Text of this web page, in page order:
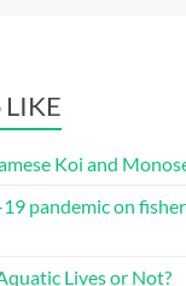
LIKE
Koi and
pandemic on
Lives or Not?